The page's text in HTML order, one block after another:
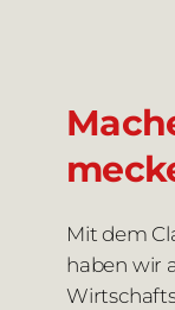
Mit dem
haben wir